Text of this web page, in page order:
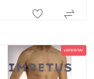
¡OFERTA!